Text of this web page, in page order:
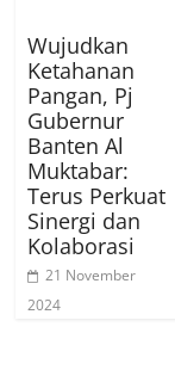
Wujudkan
Ketahanan
Pangan, Pj
Gubernur
Banten Al
Muktabar:
Terus Perkuat
Sinergi dan
Kolaborasi
21 November
2024